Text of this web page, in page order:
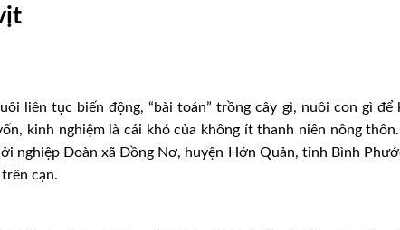
liên tục biến động, “bài toán” trồng cây gì, nuôi con gì để
kinh nghiệm là cái khó của không ít thanh niên nông
nghiệp Đoàn xã Đồng Nơ, huyện Hớn Quản, tỉnh Bình
cạn.